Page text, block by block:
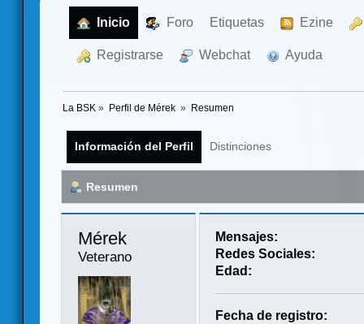
Inicio Foro Etiquetas Ezine
Registrarse Webchat Ayuda
La BSK » Perfil de Mérek » Resumen
Información del Perfil Distinciones
Resumen
Mérek
Veterano
Mensajes:
Redes Sociales:
Edad:
Fecha de registro: